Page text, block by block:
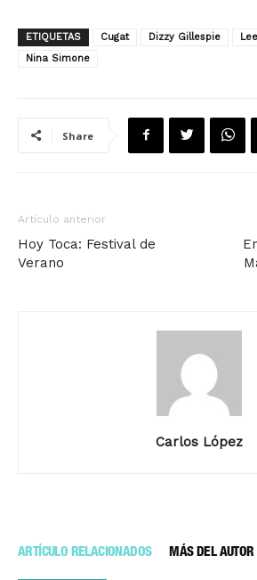
ETIQUETAS Cugat Dizzy Gillespie
Nina Simone
Share
Artículo anterior
Hoy Toca: Festival de
Verano
Carlos López
ARTÍCULO RELACIONADOS MÁS DEL AUTOR